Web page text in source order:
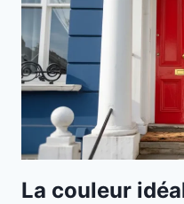
La couleur